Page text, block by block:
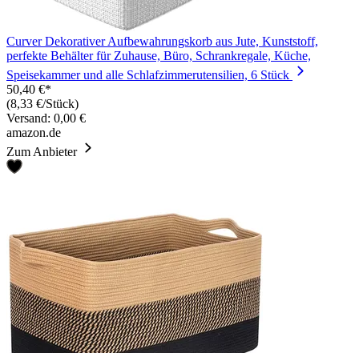
Curver Dekorativer Aufbewahrungskorb aus Jute, Kunststoff,
perfekte Behälter für Zuhause, Büro, Schrankregale, Küche,
Speisekammer und alle Schlafzimmerutensilien, 6 Stück
50,40 €*
(8,33 €/Stück)
Versand: 0,00 €
amazon.de
Zum Anbieter